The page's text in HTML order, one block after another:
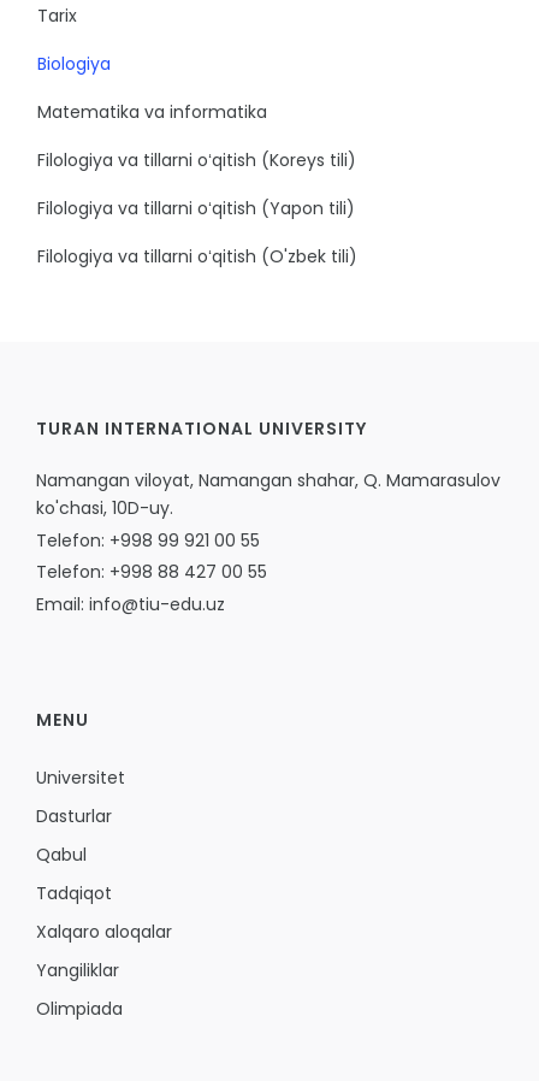
Tarix
Biologiya
Matematika va informatika
Filologiya va tillarni oʻqitish (Koreys tili)
Filologiya va tillarni oʻqitish (Yapon tili)
Filologiya va tillarni oʻqitish (O'zbek tili)
TURAN INTERNATIONAL UNIVERSITY
Namangan viloyat, Namangan shahar, Q. Mamarasulov
ko'chasi, 10D-uy.
Telefon: +998 99 921 00 55
Telefon: +998 88 427 00 55
Email: info@tiu-edu.uz
MENU
Universitet
Dasturlar
Qabul
Tadqiqot
Xalqaro aloqalar
Yangiliklar
Olimpiada